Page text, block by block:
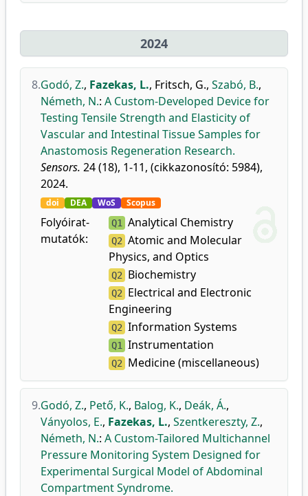
2024
8.Godó, Z., Fazekas, L., Fritsch, G., Szabó, B.,
Németh, N.: A Custom-Developed Device for
Testing Tensile Strength and Elasticity of
Vascular and Intestinal Tissue Samples for
Anastomosis Regeneration Research.
Sensors. 24 (18), 1-11, (cikkazonosító: 5984),
2024.
doi DEA WoS Scopus
Folyóirat-
mutatók:
Q1 Analytical Chemistry
Q2 Atomic and Molecular
Physics, and Optics
Q2 Biochemistry
Q2
Electrical and Electronic
Engineering
Q2 Information Systems
Q1 Instrumentation
Q2 Medicine (miscellaneous)
9.Godó, Z., Pető, K., Balog, K., Deák, Á.,
Ványolos, E., Fazekas, L., Szentkereszty, Z.,
Németh, N.: A Custom-Tailored Multichannel
Pressure Monitoring System Designed for
Experimental Surgical Model of Abdominal
Compartment Syndrome.